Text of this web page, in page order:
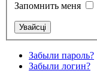
Запомнить меня
Забыли пароль?
Забыли логин?